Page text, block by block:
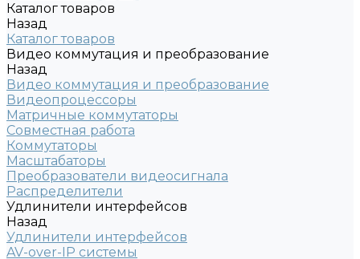
Каталог товаров
Назад
Каталог товаров
Видео коммутация и преобразование
Назад
Видео коммутация и преобразование
Видеопроцессоры
Матричные коммутаторы
Совместная работа
Коммутаторы
Масштабаторы
Преобразователи видеосигнала
Распределители
Удлинители интерфейсов
Назад
Удлинители интерфейсов
AV-over-IP системы